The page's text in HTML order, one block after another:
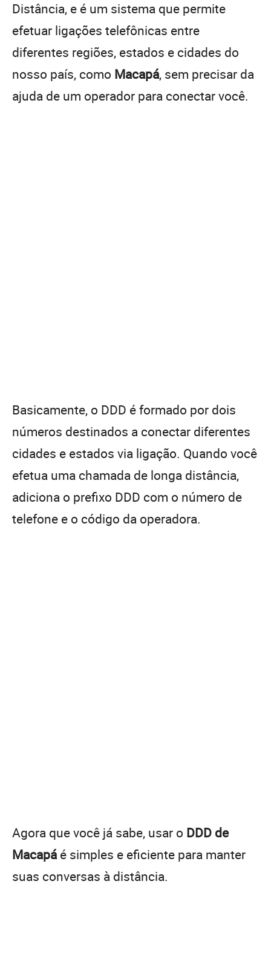
Distância, e é um sistema que permite
efetuar ligações telefônicas entre
diferentes regiões, estados e cidades do
nosso país, como Macapá, sem precisar da
ajuda de um operador para conectar você.
Basicamente, o DDD é formado por dois
números destinados a conectar diferentes
cidades e estados via ligação. Quando você
efetua uma chamada de longa distância,
adiciona o prefixo DDD com o número de
telefone e o código da operadora.
Agora que você já sabe, usar o DDD de
Macapá é simples e eficiente para manter
suas conversas à distância.